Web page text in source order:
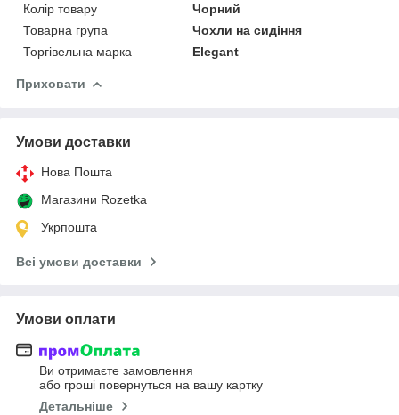
Колір товару
Чорний
Товарна група
Чохли на сидіння
Торгівельна марка
Elegant
Приховати
Умови доставки
Нова Пошта
Магазини Rozetka
Укрпошта
Всі умови доставки
Умови оплати
Ви отримаєте замовлення
або гроші повернуться на вашу картку
Детальніше